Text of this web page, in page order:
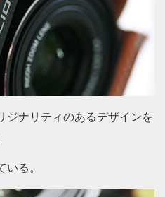
ジナリティのあるデザインを
る。